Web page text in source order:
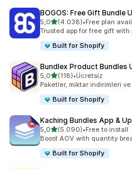
BOGOS: Free Gift Bundle
5,05 yıldız üzerinden
(4.038)
toplam 4038 değerlendirme
•Free plan
Trusted app for free gift
Built for Shopify
Bundlex Product Bundles
5,05 yıldız üzerinden
(118)
toplam 118 değerlendirme
•Ücretsiz
Paketler, miktar indirimleri
Built for Shopify
Kaching Bundles App &
5,05 yıldız üzerinden
(5.090)
toplam 5090 değerlendirme
•Free to install
Boost AOV with quantity
Built for Shopify